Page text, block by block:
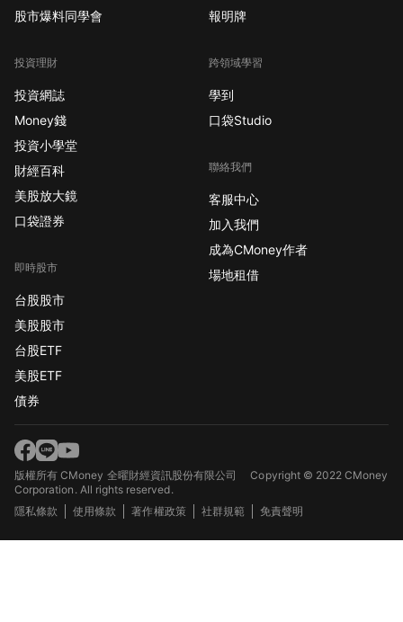
股市爆料同學會
投資理財
投資網誌
Money錢
投資小學堂
財經百科
美股放大鏡
口袋證券
即時股市
台股股市
美股股市
台股ETF
美股ETF
債券
報明牌
跨領域學習
學到
口袋Studio
聯絡我們
客服中心
加入我們
成為CMoney作者
場地租借
版權所有 CMoney 全曜財經資訊股份有限公司Copyright © 2022 CMoney
Corporation. All rights reserved.
隱私條款
使用條款 著作權政策 社群規範 免責聲明